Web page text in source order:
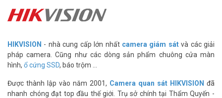
HIKVISION - nhà cung cấp lớn nhất camera giám sátvà các giải
pháp camera. Cũng như các dòng sản phẩm chuông cửa màn
hình, ổ cứng SSD, báo trộm ...
Được thành lập vào năm 2001, Camera quan sát HIKVISION đã
nhanh chóng đạt top đầu thế giới. Trụ sở chính tại Thẩm Quyến -